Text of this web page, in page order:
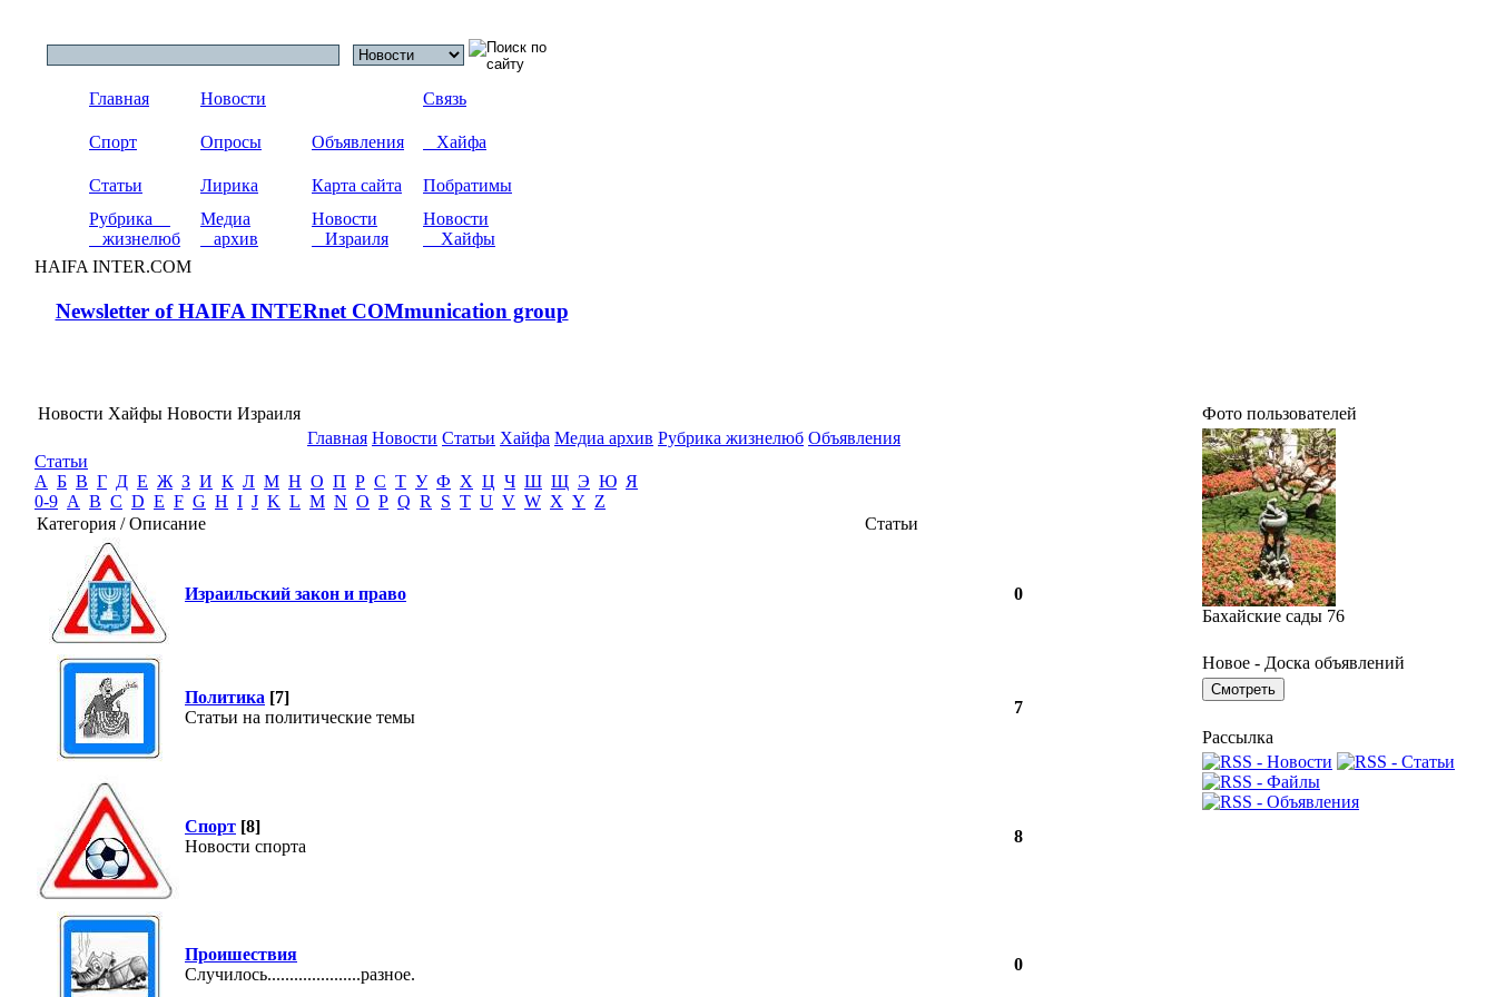
Главная Новости Связь
Спорт Опросы Объявления Хайфа
Статьи Лирика Карта сайта
Побратимы
Рубрика
жизнелюб
Медиа
архив
Новости
Израиля
Новости
Хайфы
HAIFA INTER.COM
Newsletter of HAIFA INTERnet COMmunication group
Новости Хайфы Новости Израиля
Главная Новости Статьи Хайфа Медиа архив Рубрика жизнелюб Объявления
Статьи
А Б В Г Д Е Ж З И К Л М Н О П Р С Т У Ф Х Ц Ч Ш Щ Э Ю Я
0-9 A B C D E F G H I J K L M N O P Q R S T U V W X Y Z
Категория / Описание
Статьи
Израильский закон и право 0
Политика [7]
Статьи на политические темы
7
Спорт [8]
Новости спорта
8
Проишествия
Случилось.....................разное.
0
Фото пользователей
Бахайские сады 76
Новое - Доска объявлений
Рассылка